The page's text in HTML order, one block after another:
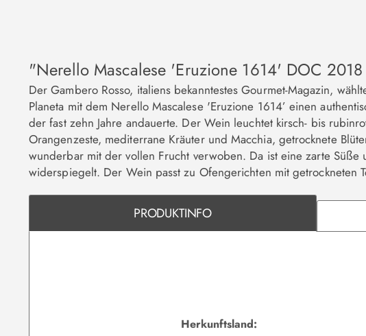
"Nerello Mascalese 'Eruzione 1614' DOC
Der Gambero Rosso, italiens bekanntestes Gourmet-Magazin,
Planeta mit dem Nerello Mascalese 'Eruzione 1614’ einen
der fast zehn Jahre andauerte. Der Wein leuchtet kirsch- bis
Orangenzeste, mediterrane Kräuter und Macchia, getrocknete
wunderbar mit der vollen Frucht verwoben. Da ist eine zarte
widerspiegelt. Der Wein passt zu Ofengerichten mit getrockneten
PRODUKTINFO
Herkunftsland: